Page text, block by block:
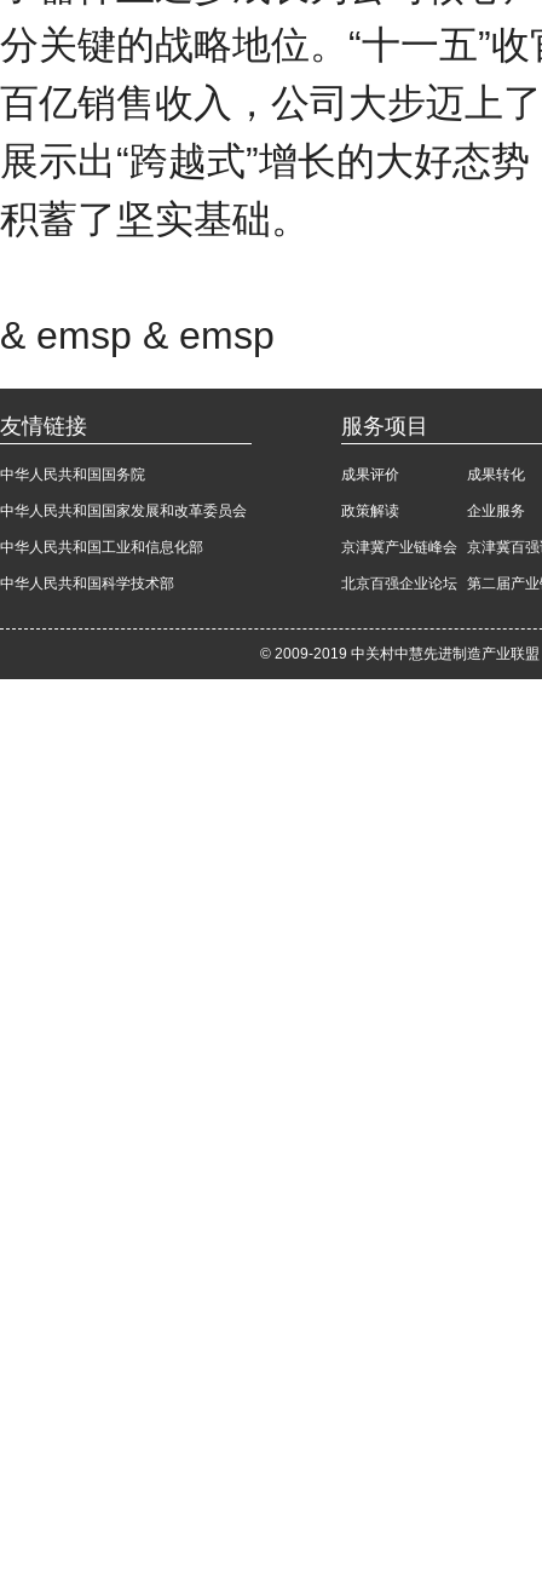
分关键的战略地位。“十一五”
百亿销售收入，公司大步迈上
展示出“跨越式”增长的大好态
积蓄了坚实基础。
& emsp & emsp
友情链接
中华人民共和国国务院
中华人民共和国国家发展和改革委员会
中华人民共和国工业和信息化部
中华人民共和国科学技术部
服务项目
成果评价 成果转化
政策解读 企业服务
京津冀产业链峰会 京津冀百
北京百强企业论坛 第二届产
© 2009-2019 中关村中慧先进制造产业联